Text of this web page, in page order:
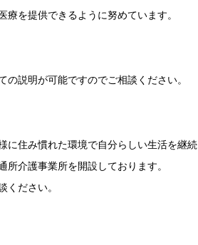
を提供できるように努めています。
説明が可能ですのでご相談ください。
に住み慣れた環境で自分らしい生活を継続
所介護事業所を開設しております。
ください。